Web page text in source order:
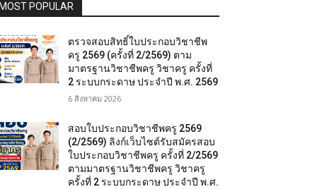
MOST POPULAR
ตรวจสอบสิทธิ์ใบประกอบวิชาชีพ
ครู 2569 (ครั้งที่ 2/2569) ตาม
มาตรฐานวิชาชีพครู วิชาครู ครั้งที่
2 ระบบกระดาษ ประจำปี พ.ศ. 2569
6 สิงหาคม 2026
สอบใบประกอบวิชาชีพครู 2569
(2/2569) ลิงก์เว็บไซต์รับสมัครสอบ
ใบประกอบวิชาชีพครู ครั้งที่ 2/2569
ตามมาตรฐานวิชาชีพครู วิชาครู
ครั้งที่ 2 ระบบกระดาษ ประจำปี พ.ศ.